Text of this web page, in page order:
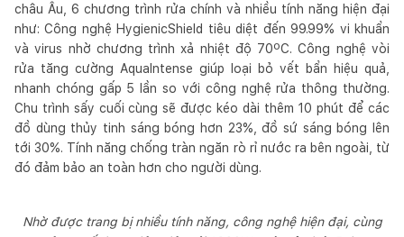
châu Âu, 6 chương trình rửa chính và nhiều tính năng hiện đại
như: Công nghệ HygienicShield tiêu diệt đến 99.99% vi khuẩn
và virus nhờ chương trình xả nhiệt độ 70ºC. Công nghệ vòi
rửa tăng cường Aqualntense giúp loại bỏ vết bẩn hiệu quả,
nhanh chóng gấp 5 lần so với công nghệ rửa thông thường.
Chu trình sấy cuối cùng sẽ được kéo dài thêm 10 phút để các
đồ dùng thủy tinh sáng bóng hơn 23%, đồ sứ sáng bóng lên
tới 30%. Tính năng chống tràn ngăn rò rỉ nước ra bên ngoài, từ
đó đảm bảo an toàn hơn cho người dùng.
Nhờ được trang bị nhiều tính năng, công nghệ hiện đại, cùng